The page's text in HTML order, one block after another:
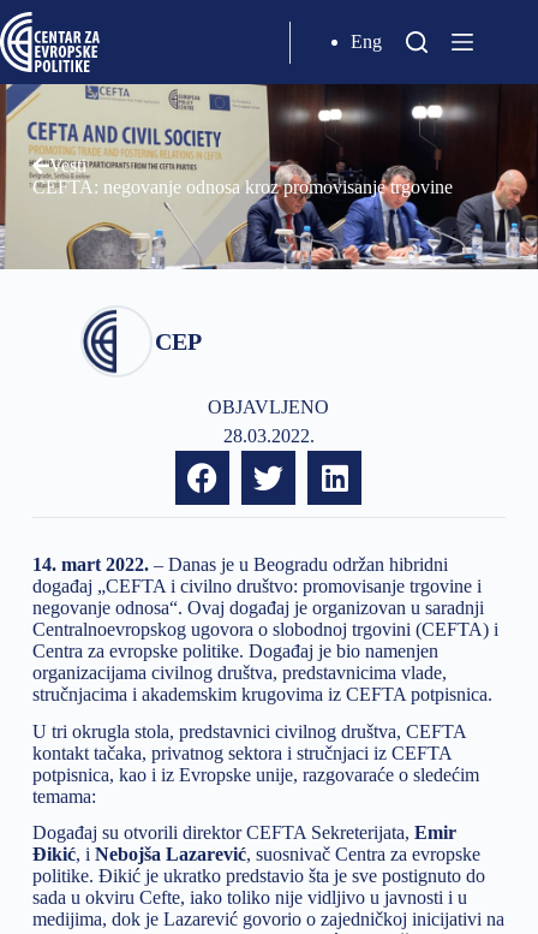
Eng
Vesti
CEFTA: negovanje odnosa kroz promovisanje trgovine
CEP
OBJAVLJENO
28.03.2022.
14. mart 2022.– Danas je u Beogradu održan hibridni
događaj „CEFTA i civilno društvo: promovisanje trgovine i
negovanje odnosa“. Ovaj događaj je organizovan u saradnji
Centralnoevropskog ugovora o slobodnoj trgovini (CEFTA) i
Centra za evropske politike. Događaj je bio namenjen
organizacijama civilnog društva, predstavnicima vlade,
stručnjacima i akademskim krugovima iz CEFTA potpisnica.
U tri okrugla stola, predstavnici civilnog društva, CEFTA
kontakt tačaka, privatnog sektora i stručnjaci iz CEFTA
potpisnica, kao i iz Evropske unije, razgovaraće o sledećim
temama:
Događaj su otvorili direktor CEFTA Sekreterijata, Emir
Đikić, i Nebojša Lazarević, suosnivač Centra za evropske
politike. Đikić je ukratko predstavio šta je sve postignuto do
sada u okviru Cefte, iako toliko nije vidljivo u javnosti i u
medijima, dok je Lazarević govorio o zajedničkoj inicijativi na